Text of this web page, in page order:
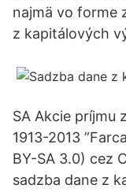
najmä vo forme
z kapitálových
SA Akcie príjmu
1913-2013
BY-SA 3.0) cez
sadzba dane z